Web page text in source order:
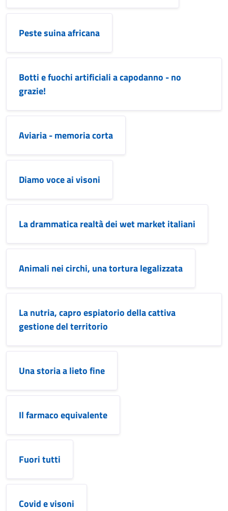
Peste suina africana
Botti e fuochi artificiali a capodanno - no
grazie!
Aviaria - memoria corta
Diamo voce ai visoni
La drammatica realtà dei wet market italiani
Animali nei circhi, una tortura legalizzata
La nutria, capro espiatorio della cattiva
gestione del territorio
Una storia a lieto fine
Il farmaco equivalente
Fuori tutti
Covid e visoni